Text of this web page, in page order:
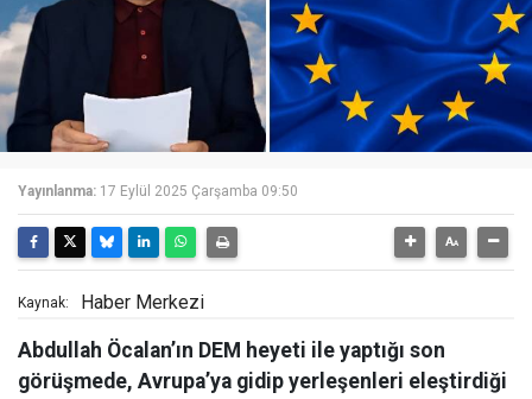
Yayınlanma: 17 Eylül 2025 Çarşamba 09:50
Kaynak: Haber Merkezi
Abdullah Öcalan’ın DEM heyeti ile yaptığı son
görüşmede, Avrupa’ya gidip yerleşenleri eleştirdiği